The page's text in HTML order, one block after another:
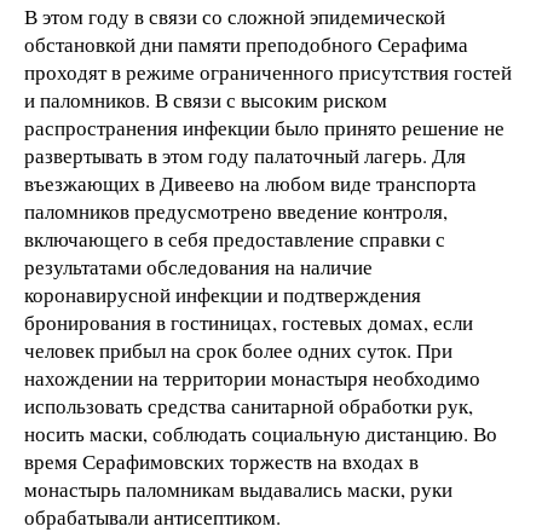
В этом году в связи со сложной эпидемической
обстановкой дни памяти преподобного Серафима
проходят в режиме ограниченного присутствия гостей
и паломников. В связи с высоким риском
распространения инфекции было принято решение не
развертывать в этом году палаточный лагерь. Для
въезжающих в Дивеево на любом виде транспорта
паломников предусмотрено введение контроля,
включающего в себя предоставление справки с
результатами обследования на наличие
коронавирусной инфекции и подтверждения
бронирования в гостиницах, гостевых домах, если
человек прибыл на срок более одних суток. При
нахождении на территории монастыря необходимо
использовать средства санитарной обработки рук,
носить маски, соблюдать социальную дистанцию. Во
время Серафимовских торжеств на входах в
монастырь паломникам выдавались маски, руки
обрабатывали антисептиком.